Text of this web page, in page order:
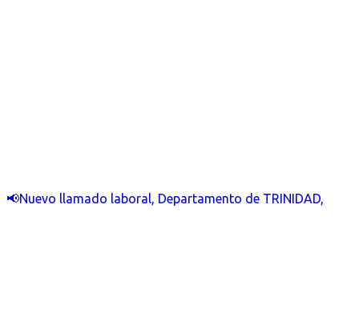
📢Nuevo llamado laboral, Departamento de TRINIDAD,